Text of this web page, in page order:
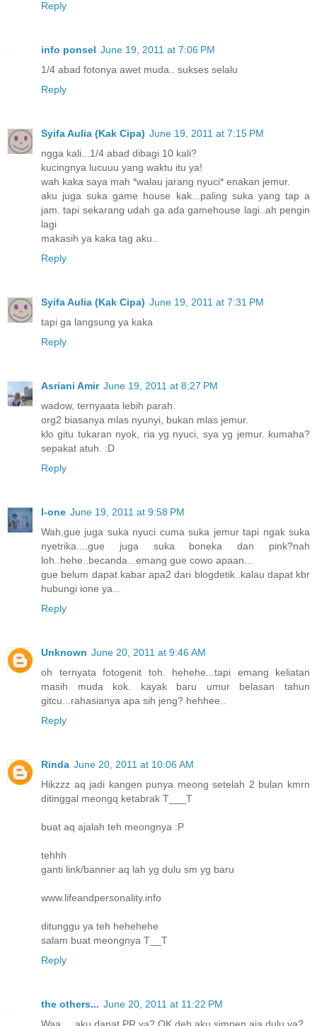
Reply
info ponsel June 19, 2011 at 7:06 PM
1/4 abad fotonya awet muda.. sukses selalu
Reply
Syifa Aulia (Kak Cipa) June 19, 2011 at 7:15 PM
ngga kali...1/4 abad dibagi 10 kali?
kucingnya lucuuu yang waktu itu ya!
wah kaka saya mah *walau jarang nyuci* enakan jemur.
aku juga suka game house kak...paling suka yang tap a
jam. tapi sekarang udah ga ada gamehouse lagi..ah pengin
lagi
makasih ya kaka tag aku..
Reply
Syifa Aulia (Kak Cipa) June 19, 2011 at 7:31 PM
tapi ga langsung ya kaka
Reply
Asriani Amir June 19, 2011 at 8:27 PM
wadow, ternyaata lebih parah.
org2 biasanya mlas nyunyi, bukan mlas jemur.
klo gitu tukaran nyok, ria yg nyuci, sya yg jemur. kumaha?
sepakat atuh. :D
Reply
I-one June 19, 2011 at 9:58 PM
Wah,gue juga suka nyuci cuma suka jemur tapi ngak suka
nyetrika....gue juga suka boneka dan pink?nah
loh..hehe..becanda...emang gue cowo apaan...
gue belum dapat kabar apa2 dari blogdetik..kalau dapat kbr
hubungi ione ya...
Reply
Unknown June 20, 2011 at 9:46 AM
oh ternyata fotogenit toh. hehehe...tapi emang keliatan
masih muda kok. kayak baru umur belasan tahun
gitcu...rahasianya apa sih jeng? hehhee..
Reply
Rinda June 20, 2011 at 10:06 AM
Hikzzz aq jadi kangen punya meong setelah 2 bulan kmrn
ditinggal meongq ketabrak T___T
buat aq ajalah teh meongnya :P
tehhh
ganti link/banner aq lah yg dulu sm yg baru
www.lifeandpersonality.info
ditunggu ya teh hehehehe
salam buat meongnya T__T
Reply
the others... June 20, 2011 at 11:22 PM
Waa..., aku dapat PR ya? OK deh aku simpen aja dulu ya?